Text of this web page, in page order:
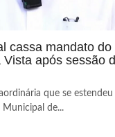
cassa mandato
Vista após sessão
que se
Municipal de...